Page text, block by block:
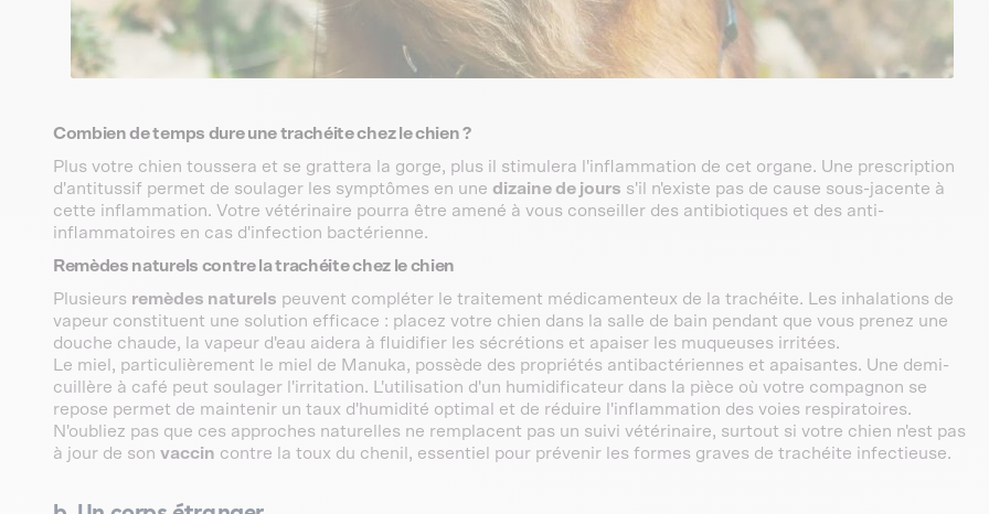
Combien de temps dure une trachéite chez le chien ?
Plus votre chien toussera et se grattera la gorge, plus il stimulera l'inflammation de cet organe. Une prescription
d'antitussif permet de soulager les symptômes en une dizaine de jours s'il n'existe pas de cause sous-jacente à
cette inflammation. Votre vétérinaire pourra être amené à vous conseiller des antibiotiques et des anti-
inflammatoires en cas d'infection bactérienne.
Remèdes naturels contre la trachéite chez le chien
Plusieurs remèdes naturels peuvent compléter le traitement médicamenteux de la trachéite. Les inhalations de
vapeur constituent une solution efficace : placez votre chien dans la salle de bain pendant que vous prenez une
douche chaude, la vapeur d'eau aidera à fluidifier les sécrétions et apaiser les muqueuses irritées.
Le miel, particulièrement le miel de Manuka, possède des propriétés antibactériennes et apaisantes. Une demi-
cuillère à café peut soulager l'irritation. L'utilisation d'un humidificateur dans la pièce où votre compagnon se
repose permet de maintenir un taux d'humidité optimal et de réduire l'inflammation des voies respiratoires.
N'oubliez pas que ces approches naturelles ne remplacent pas un suivi vétérinaire, surtout si votre chien n'est pas
à jour de son vaccin contre la toux du chenil, essentiel pour prévenir les formes graves de trachéite infectieuse.